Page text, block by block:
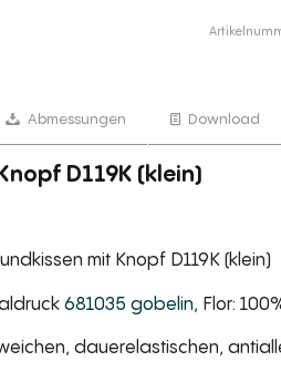
Abmessungen Download
D119K (klein)
mit Knopf D119K (klein)
681035 gobelin, Flor:
dauerelastischen,